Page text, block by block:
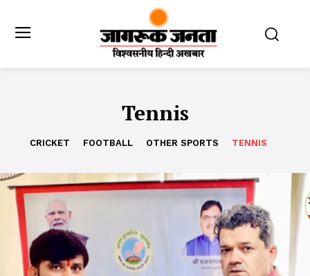
Tennis
CRICKET FOOTBALL OTHER SPORTS TENNIS